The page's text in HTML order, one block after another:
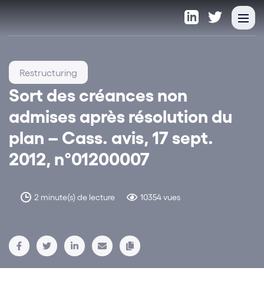
Sort des créances non
admises après résolution du
plan – Cass. avis, 17 sept.
2012, n°01200007
2 minute(s) de lecture 10354 vues
Restructuring